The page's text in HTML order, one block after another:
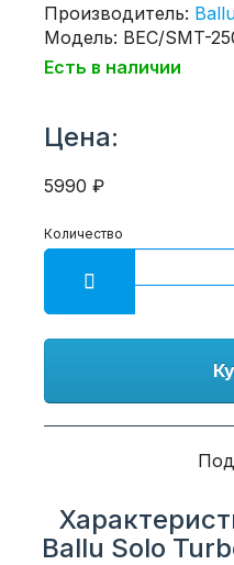
Производитель:
Модель: BEC/SMT-
Есть в наличии
Цена:
5990 ₽
Количество
Ballu Solo